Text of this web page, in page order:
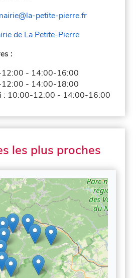
petite-pierre.fr
de La Petite-Pierre
:
- 14:00-16:00
- 14:00-18:00
: 10:00-12:00 - 14:00-16:00
les plus proches